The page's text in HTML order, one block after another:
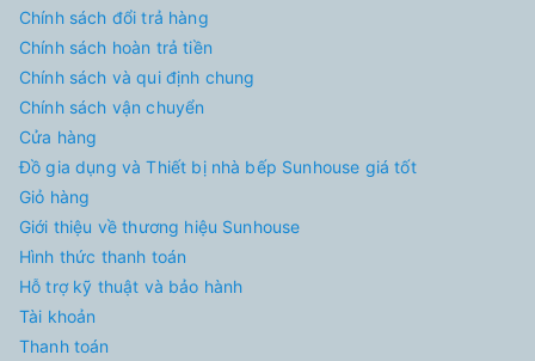
Chính sách đổi trả hàng
Chính sách hoàn trả tiền
Chính sách và qui định chung
Chính sách vận chuyển
Cửa hàng
Đồ gia dụng và Thiết bị nhà bếp Sunhouse giá tốt
Giỏ hàng
Giới thiệu về thương hiệu Sunhouse
Hình thức thanh toán
Hỗ trợ kỹ thuật và bảo hành
Tài khoản
Thanh toán